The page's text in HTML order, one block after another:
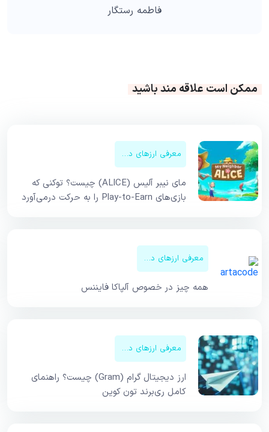
فاطمه رستگار
ممکن است علاقه مند باشید
معرفی ارزهای دیجیتال
مای نیبر آلیس (ALICE) چیست؟ توکنی که
بازی‌های Play-to-Earn را به حرکت درمی‌آورد
معرفی ارزهای دیجیتال
همه چیز در خصوص آلپاکا فایننس
معرفی ارزهای دیجیتال
ارز دیجیتال گرام (Gram) چیست؟ راهنمای
کامل ری‌برند تون کوین